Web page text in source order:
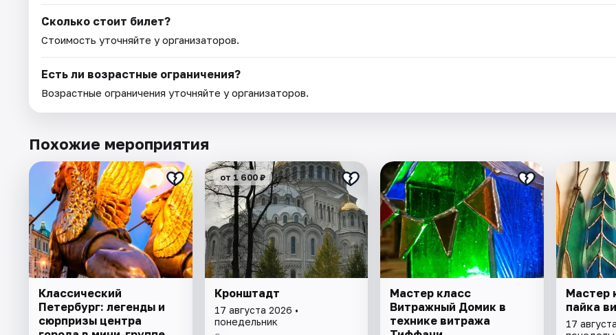
Сколько стоит билет?
Стоимость уточняйте у организаторов.
Есть ли возрастные ограничения?
Возрастные ограничения уточняйте у организаторов.
Похожие мероприятия
Классический
Петербург: легенды и
сюрпризы центра
от 1 600 ₽
Кронштадт
17 августа 2026 •
понедельник
Мастер класс
Витражный Домик в
технике витража
Мастер
пайка
17